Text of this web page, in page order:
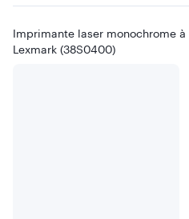
Imprimante laser monochrome
Lexmark (38S0400)